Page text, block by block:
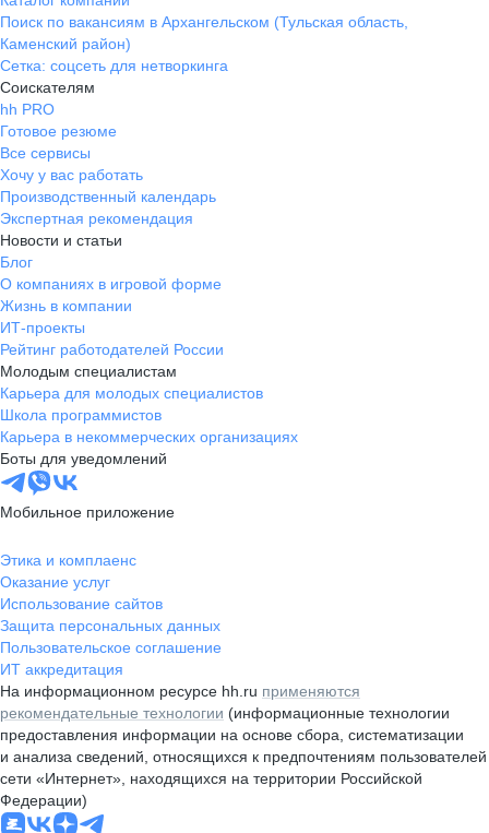
Поиск по вакансиям в Архангельском (Тульская область,
Каменский район)
Сетка: соцсеть для нетворкинга
Соискателям
hh PRO
Готовое резюме
Все сервисы
Хочу у вас работать
Производственный календарь
Экспертная рекомендация
Новости и статьи
Блог
О компаниях в игровой форме
Жизнь в компании
ИТ-проекты
Рейтинг работодателей России
Молодым специалистам
Карьера для молодых специалистов
Школа программистов
Карьера в некоммерческих организациях
Боты для уведомлений
Мобильное приложение
Этика и комплаенс
Оказание услуг
Использование сайтов
Защита персональных данных
Пользовательское соглашение
ИТ аккредитация
На информационном ресурсе hh.ru применяются
рекомендательные технологии (информационные технологии
предоставления информации на основе сбора, систематизации
и анализа сведений, относящихся к предпочтениям пользователей
сети «Интернет», находящихся на территории Российской
Федерации)